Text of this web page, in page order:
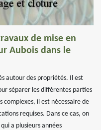
de mise en
Aubois dans le
autour des propriétés. Il est
séparer les différentes parties
il est nécessaire de
requises. Dans ce cas, on
a plusieurs années